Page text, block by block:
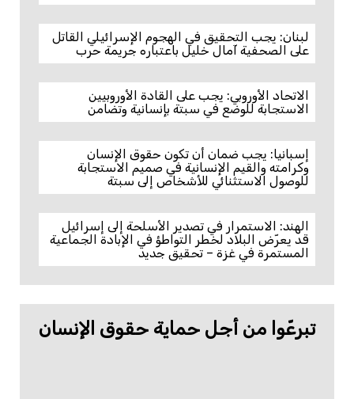
لبنان: يجب التحقيق في الهجوم الإسرائيلي القاتل
على الصحفية آمال خليل باعتباره جريمة حرب
الاتحاد الأوروبي: يجب على القادة الأوروبيين
الاستجابة للوضع في سبتة بإنسانية وتضامن
إسبانيا: يجب ضمان أن تكون حقوق الإنسان
وكرامته والقيم الإنسانية في صميم الاستجابة
للوصول الاستثنائي للأشخاص إلى سبتة
الهند: الاستمرار في تصدير الأسلحة إلى إسرائيل
قد يعرّض البلاد لخطر التواطؤ في الإبادة الجماعية
المستمرة في غزة – تحقيق جديد
تبرعّوا من أجل حماية حقوق الإنسان